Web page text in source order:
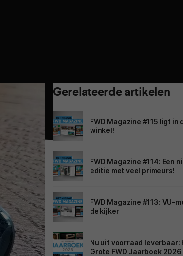
Gerelateerde artikelen
FWD Magazine #115 ligt in
winkel!
FWD Magazine #114: Een
editie met veel primeurs!
FWD Magazine #113: VU-
de kijker
Nu uit voorraad leverbaar:
Grote FWD Jaarboek 2026